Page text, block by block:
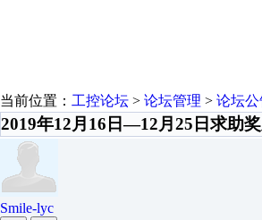
当前位置： 工控论坛 > 论坛管理 > 论坛公
2019年12月16日—12月25日求助
Smile-lyc